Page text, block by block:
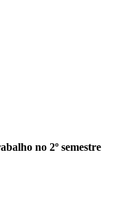
no 2º semestre